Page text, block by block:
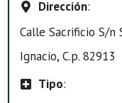
Dirección:
Calle Sacrificio S/n
Ignacio, C.p. 82913
Tipo: